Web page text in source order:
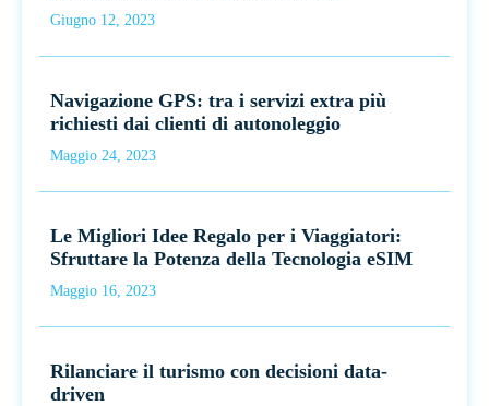
Giugno 12, 2023
Navigazione GPS: tra i servizi extra più
richiesti dai clienti di autonoleggio
Maggio 24, 2023
Le Migliori Idee Regalo per i Viaggiatori:
Sfruttare la Potenza della Tecnologia eSIM
Maggio 16, 2023
Rilanciare il turismo con decisioni data-
driven